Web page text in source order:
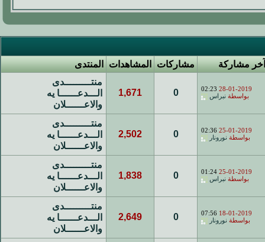
آخر مشاركة مشاركات المشاهدات المنتدى
28-01-2019
02:23
بواسطة نبراس 0
1,671
منتـــــــــدى
الـــدعــــــا يه
والاعــــــلان
25-01-2019
02:36
بواسطة نورونار 0
2,502
منتـــــــــدى
الـــدعــــــا يه
والاعــــــلان
25-01-2019
01:24
بواسطة نبراس 0
1,838
منتـــــــــدى
الـــدعــــــا يه
والاعــــــلان
18-01-2019
07:56
بواسطة نورونار 0
2,649
منتـــــــــدى
الـــدعــــــا يه
والاعــــــلان